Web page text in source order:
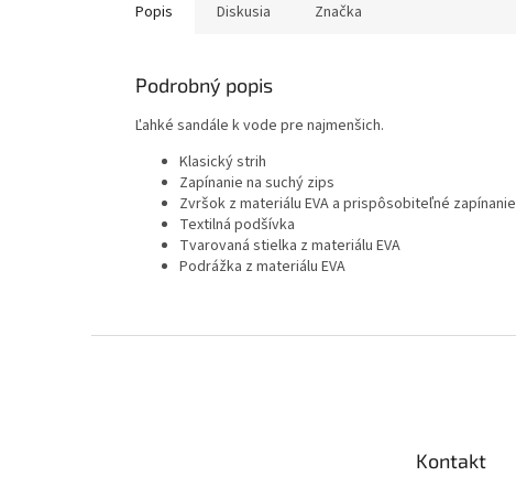
Popis Diskusia Značka
Podrobný popis
Ľahké sandále k vode pre najmenšich.
Klasický strih
Zapínanie na suchý zips
Zvršok z materiálu EVA a prispôsobiteľné zapínanie
Textilná podšívka
Tvarovaná stielka z materiálu EVA
Podrážka z materiálu EVA
Kontakt